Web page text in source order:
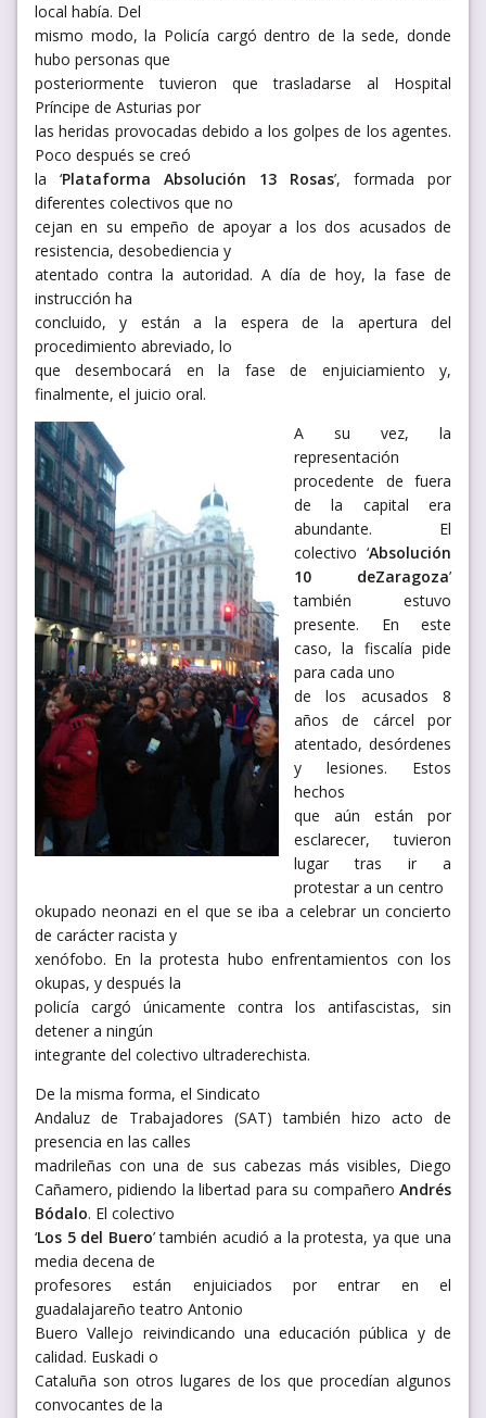
local había. Del
mismo modo, la Policía cargó dentro de la sede, donde
hubo personas que
posteriormente tuvieron que trasladarse al Hospital
Príncipe de Asturias por
las heridas provocadas debido a los golpes de los agentes.
Poco después se creó
la ‘Plataforma Absolución 13 Rosas’, formada por
diferentes colectivos que no
cejan en su empeño de apoyar a los dos acusados de
resistencia, desobediencia y
atentado contra la autoridad. A día de hoy, la fase de
instrucción ha
concluido, y están a la espera de la apertura del
procedimiento abreviado, lo
que desembocará en la fase de enjuiciamiento y,
finalmente, el juicio oral.
A su vez, la
representación
procedente de fuera
de la capital era
abundante. El
colectivo ‘Absolución
10 deZaragoza’
también estuvo
presente. En este
caso, la fiscalía pide
para cada uno
de los acusados 8
años de cárcel por
atentado, desórdenes
y lesiones. Estos
hechos
que aún están por
esclarecer, tuvieron
lugar tras ir a
protestar a un centro
okupado neonazi en el que se iba a celebrar un concierto
de carácter racista y
xenófobo. En la protesta hubo enfrentamientos con los
okupas, y después la
policía cargó únicamente contra los antifascistas, sin
detener a ningún
integrante del colectivo ultraderechista.
De la misma forma, el Sindicato
Andaluz de Trabajadores (SAT) también hizo acto de
presencia en las calles
madrileñas con una de sus cabezas más visibles, Diego
Cañamero, pidiendo la libertad para su compañero Andrés
Bódalo. El colectivo
‘Los 5 del Buero’ también acudió a la protesta, ya que una
media decena de
profesores están enjuiciados por entrar en el
guadalajareño teatro Antonio
Buero Vallejo reivindicando una educación pública y de
calidad. Euskadi o
Cataluña son otros lugares de los que procedían algunos
convocantes de la